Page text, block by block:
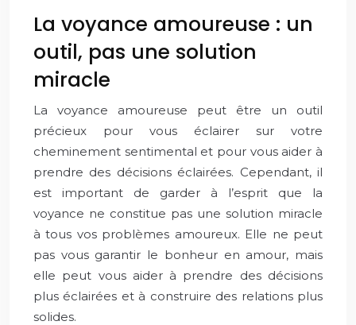
La voyance amoureuse : un
outil, pas une solution
miracle
La voyance amoureuse peut être un outil
précieux pour vous éclairer sur votre
cheminement sentimental et pour vous aider à
prendre des décisions éclairées. Cependant, il
est important de garder à l’esprit que la
voyance ne constitue pas une solution miracle
à tous vos problèmes amoureux. Elle ne peut
pas vous garantir le bonheur en amour, mais
elle peut vous aider à prendre des décisions
plus éclairées et à construire des relations plus
solides.